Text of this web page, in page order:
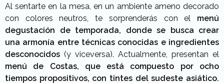
Al sentarte en la mesa, en un ambiente ameno decorado
con colores neutros, te sorprenderás con el menú
degustación de temporada, donde se busca crear
una armonía entre técnicas conocidas e ingredientes
desconocidos (y viceversa). Actualmente, presentan el
menú de Costas, que está compuesto por ocho
tiempos propositivos, con tintes del sudeste asiático.